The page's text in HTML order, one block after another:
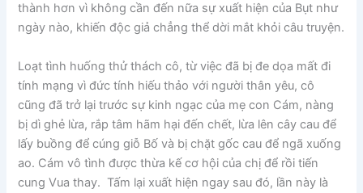
thành hơn vì không cần đến nữa sự xuất hiện của Bụt như
ngày nào, khiến độc giả chẳng thể dời mắt khỏi câu truyện.
Loạt tình huống thử thách cô, từ việc đã bị đe dọa mất đi
tính mạng vì đức tính hiếu thảo với người thân yêu, cô
cũng đã trở lại trước sự kinh ngạc của mẹ con Cám, nàng
bị dì ghẻ lừa, rắp tâm hãm hại đến chết, lừa lên cây cau để
lấy buồng để cúng giỗ Bố và bị chặt gốc cau để ngã xuống
ao. Cám vô tình được thừa kế cơ hội của chị để rồi tiến
cung Vua thay. Tấm lại xuất hiện ngay sau đó, lần này là